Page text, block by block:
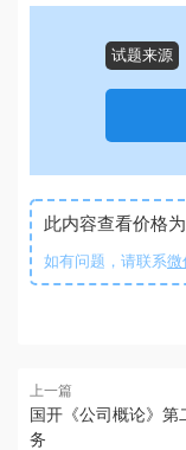
试题来源
此内容查看价格为
如有问题，请联系微
上一篇
国开《公司概论》第
务